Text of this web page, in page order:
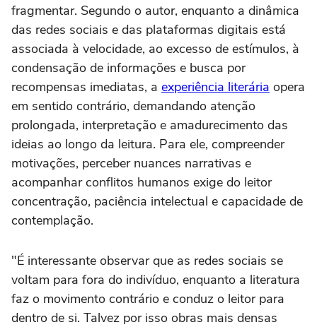
fragmentar. Segundo o autor, enquanto a dinâmica
das redes sociais e das plataformas digitais está
associada à velocidade, ao excesso de estímulos, à
condensação de informações e busca por
recompensas imediatas, a experiência literária opera
em sentido contrário, demandando atenção
prolongada, interpretação e amadurecimento das
ideias ao longo da leitura. Para ele, compreender
motivações, perceber nuances narrativas e
acompanhar conflitos humanos exige do leitor
concentração, paciência intelectual e capacidade de
contemplação.
"É interessante observar que as redes sociais se
voltam para fora do indivíduo, enquanto a literatura
faz o movimento contrário e conduz o leitor para
dentro de si. Talvez por isso obras mais densas